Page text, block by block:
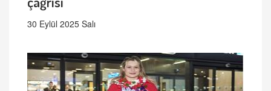
30 Eylül 2025 Salı